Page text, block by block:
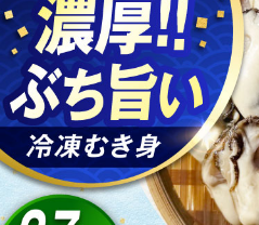
TOP 魚介類 貝類 カキ